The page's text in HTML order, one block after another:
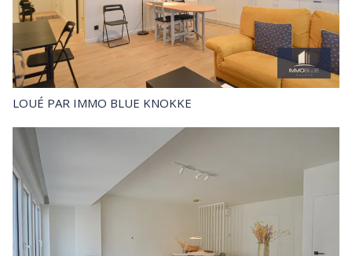
LOUÉ PAR IMMO BLUE KNOKKE